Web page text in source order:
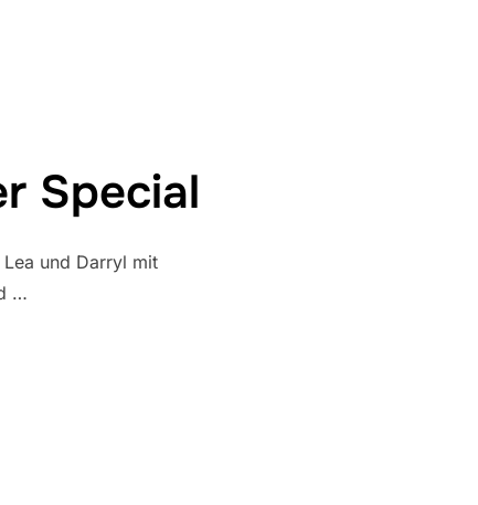
MIT VALO CHRISTIANSEN“
Special
und Darryl mit
…
– QUEER SPECIAL“